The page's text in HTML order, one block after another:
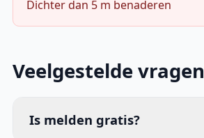
Dichter dan 5 m benaderen
Veelgestelde vragen
Is melden gratis?